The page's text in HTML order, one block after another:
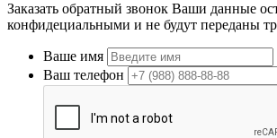
Заказать обратный звонок Ваши данные
конфидециальными и не будут переданы
Ваше имя
Ваш телефон